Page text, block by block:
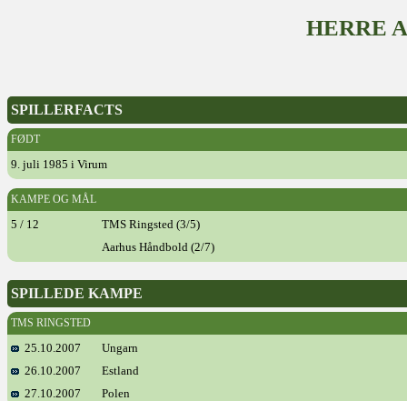
HERRE
SPILLERFACTS
FØDT
9. juli 1985 i Virum
KAMPE OG MÅL
5 / 12
TMS Ringsted (3/5)
Aarhus Håndbold (2/7)
SPILLEDE KAMPE
TMS RINGSTED
25.10.2007
Ungarn
26.10.2007
Estland
27.10.2007
Polen